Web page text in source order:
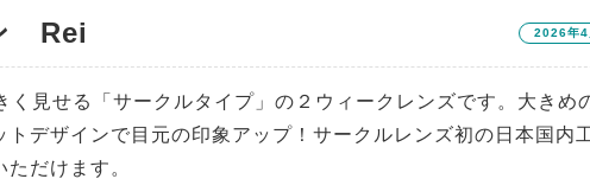
Rei 2026年4
見せる「サークルタイプ」の２ウィークレンズです。大きめ
デザインで目元の印象アップ！サークルレンズ初の日本国内
だけます。